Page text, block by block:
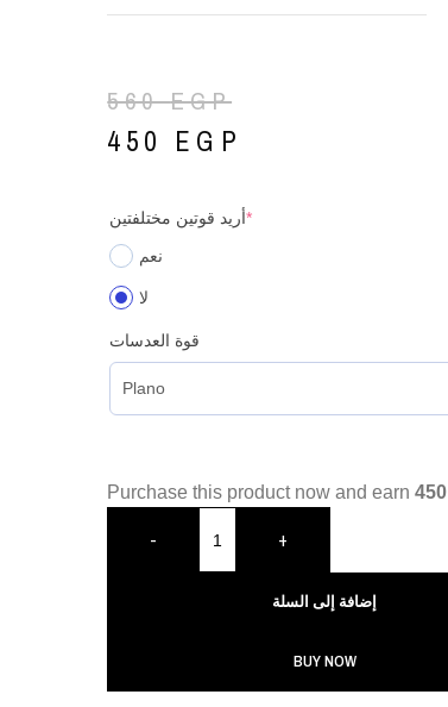
560EGP
450 EGP
أريد قوتين مختلفتين*
نعم
لا
قوة العدسات
Purchase this product now and earn450
- +
إضافة إلى السلة
BUY NOW